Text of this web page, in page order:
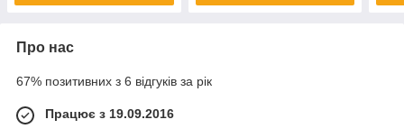
Про нас
67% позитивних з 6 відгуків за рік
Працює з 19.09.2016